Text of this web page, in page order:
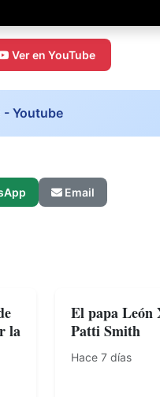
Ver en YouTube
- Youtube
Email
la
El papa León
Patti Smith
Hace 7 días